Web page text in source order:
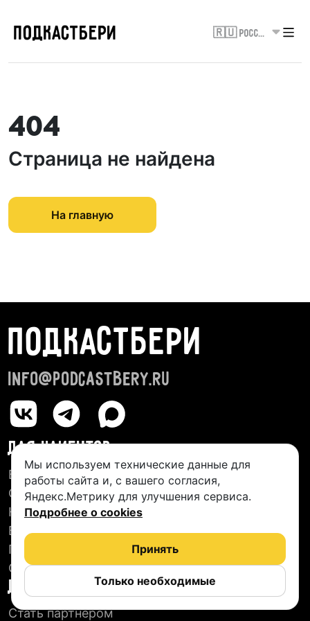
ПОДКАСТБЕРИ 🇷🇺 Россия
404
Страница не найдена
На главную
ПОДКАСТБЕРИ
info@podcastbery.ru
ДЛЯ КЛИЕНТОВ
База студий
О сервисе
Новые подкасты
Блог
Пользовательское соглашение
Отзывы
ДЛЯ СТУДИЙ
Стать партнером
Мы используем технические данные для
работы сайта и, с вашего согласия,
Яндекс.Метрику для улучшения сервиса.
Подробнее о cookies
Только необходимые
Принять